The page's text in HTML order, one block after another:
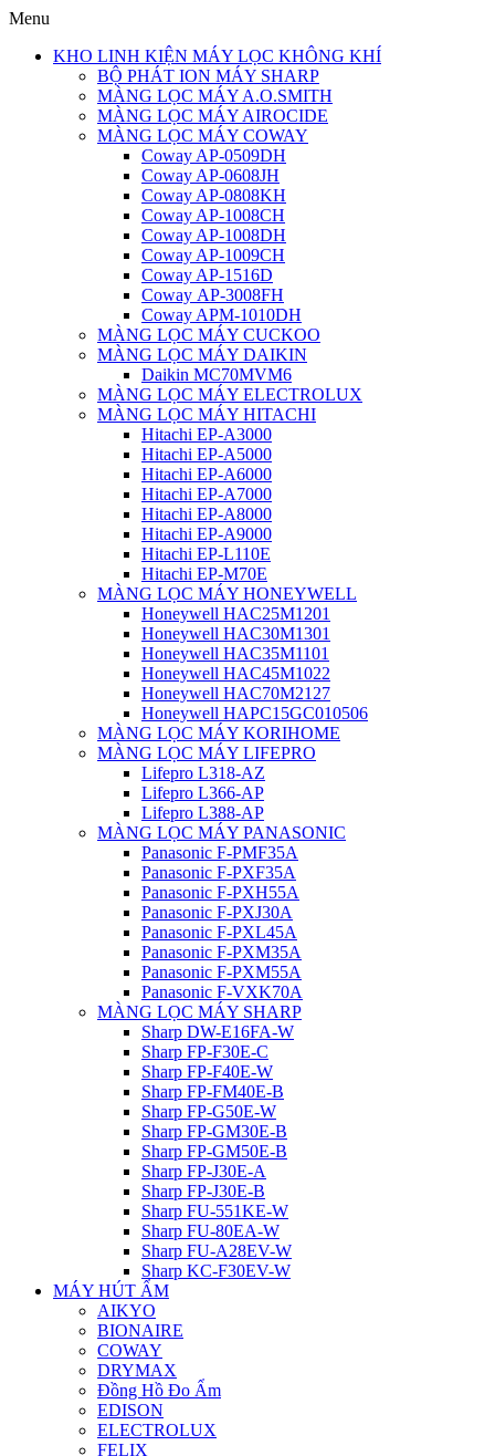
Menu
KHO LINH KIỆN MÁY LỌC KHÔNG KHÍ
BỘ PHÁT ION MÁY SHARP
MÀNG LỌC MÁY A.O.SMITH
MÀNG LỌC MÁY AIROCIDE
MÀNG LỌC MÁY COWAY
Coway AP-0509DH
Coway AP-0608JH
Coway AP-0808KH
Coway AP-1008CH
Coway AP-1008DH
Coway AP-1009CH
Coway AP-1516D
Coway AP-3008FH
Coway APM-1010DH
MÀNG LỌC MÁY CUCKOO
MÀNG LỌC MÁY DAIKIN
Daikin MC70MVM6
MÀNG LỌC MÁY ELECTROLUX
MÀNG LỌC MÁY HITACHI
Hitachi EP-A3000
Hitachi EP-A5000
Hitachi EP-A6000
Hitachi EP-A7000
Hitachi EP-A8000
Hitachi EP-A9000
Hitachi EP-L110E
Hitachi EP-M70E
MÀNG LỌC MÁY HONEYWELL
Honeywell HAC25M1201
Honeywell HAC30M1301
Honeywell HAC35M1101
Honeywell HAC45M1022
Honeywell HAC70M2127
Honeywell HAPC15GC010506
MÀNG LỌC MÁY KORIHOME
MÀNG LỌC MÁY LIFEPRO
Lifepro L318-AZ
Lifepro L366-AP
Lifepro L388-AP
MÀNG LỌC MÁY PANASONIC
Panasonic F-PMF35A
Panasonic F-PXF35A
Panasonic F-PXH55A
Panasonic F-PXJ30A
Panasonic F-PXL45A
Panasonic F-PXM35A
Panasonic F-PXM55A
Panasonic F-VXK70A
MÀNG LỌC MÁY SHARP
Sharp DW-E16FA-W
Sharp FP-F30E-C
Sharp FP-F40E-W
Sharp FP-FM40E-B
Sharp FP-G50E-W
Sharp FP-GM30E-B
Sharp FP-GM50E-B
Sharp FP-J30E-A
Sharp FP-J30E-B
Sharp FU-551KE-W
Sharp FU-80EA-W
Sharp FU-A28EV-W
Sharp KC-F30EV-W
MÁY HÚT ẨM
AIKYO
BIONAIRE
COWAY
DRYMAX
Đồng Hồ Đo Ẩm
EDISON
ELECTROLUX
FELIX